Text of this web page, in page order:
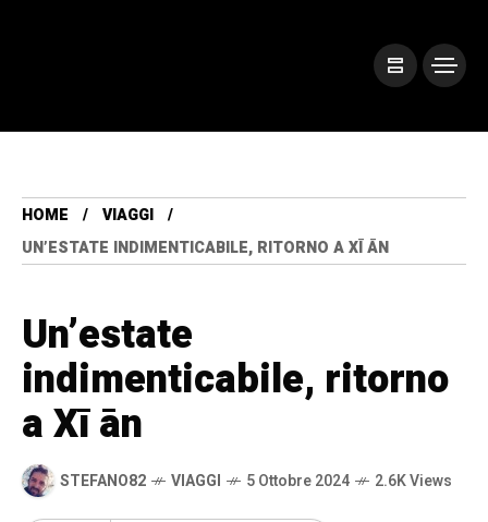
HOME
VIAGGI
UN’ESTATE INDIMENTICABILE, RITORNO A XĪ ĀN
Un’estate
indimenticabile, ritorno
a Xī ān
STEFANO82 VIAGGI 5 Ottobre 2024 2.6K Views